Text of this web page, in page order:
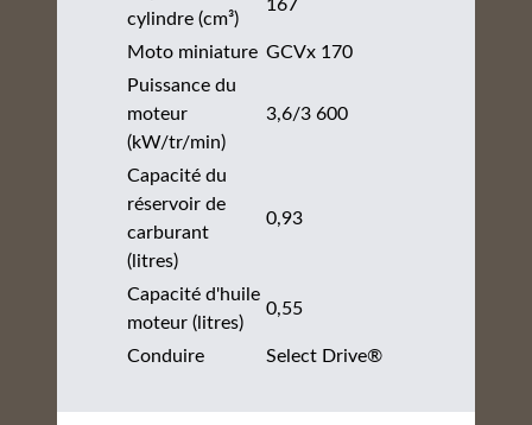
cylindre (cm³)
167
Moto miniature GCVx 170
Puissance du
moteur
(kW/tr/min)
3,6/3 600
Capacité du
réservoir de
carburant
(litres)
0,93
Capacité d'huile
moteur (litres)
0,55
Conduire Select Drive®